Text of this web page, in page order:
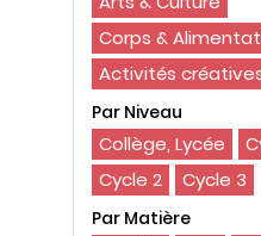
Corps &
Activités
Par Niveau
Collège, Lycée
Cycle 2
Cycle 3
Par Matière